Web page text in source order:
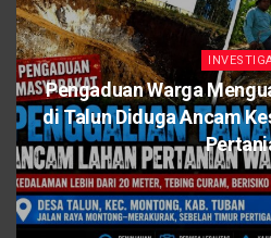
Pengaduan Warga
di Talun Diduga Ancam